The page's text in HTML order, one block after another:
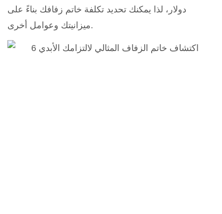
دولار، لذا يمكنك تحديد تكلفة خاتم زفافك بناءً على
ميزانيتك وعوامل أخرى.